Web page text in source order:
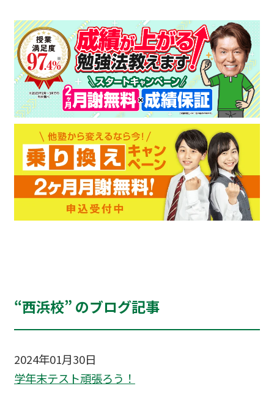
“西浜校” のブログ記事
2024年01月30日
学年末テスト頑張ろう！